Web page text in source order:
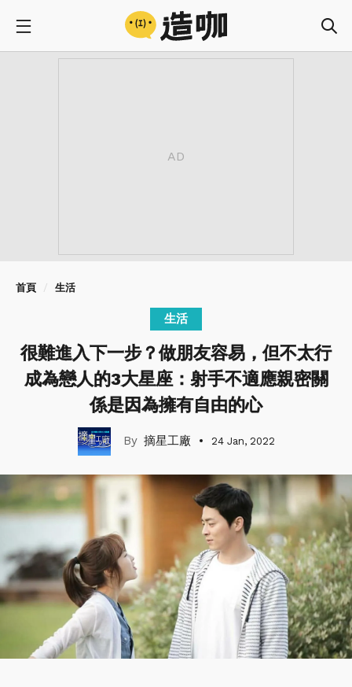
首頁 生活
生活
很難進入下一步？做朋友容易，但不太行
成為戀人的3大星座：射手不適應親密關
係是因為擁有自由的心
摘星工廠 24 Jan, 2022